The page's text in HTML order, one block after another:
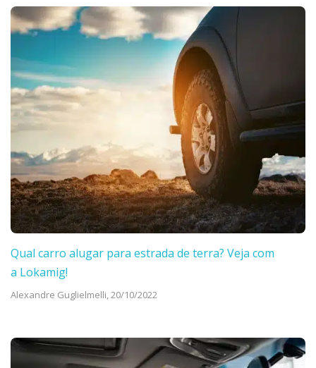
Qual carro alugar para estrada de terra? Veja com
a Lokamig!
Alexandre Guglielmelli,20/10/2022